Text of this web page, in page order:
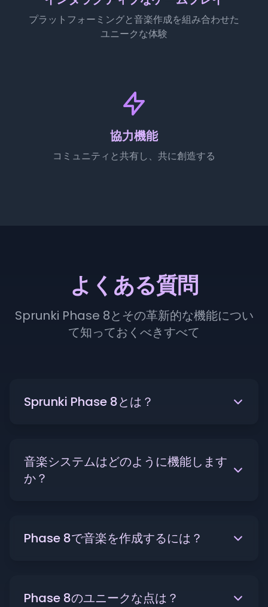
プラットフォーミングと音楽作成を組み合わせた
ユニークな体験
協力機能
コミュニティと共有し、共に創造する
よくある質問
Sprunki Phase 8とその革新的な機能につい
て知っておくべきすべて
Sprunki Phase 8とは？
音楽システムはどのように機能します
か？
Phase 8で音楽を作成するには？
Phase 8のユニークな点は？